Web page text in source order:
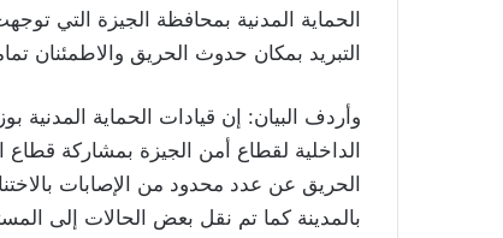
الحماية المدنية بمحافظة الجيزة التي
التبريد بمكان حدوث الحريق والاطمئنان
وأردف البيان: إن قيادات الحماية المدنية
الداخلية لقطاع أمن الجيزة بمشاركة
الحريق عن عدد محدود من الإصابات
بالمدينة كما تم نقل بعض الحالات إلى